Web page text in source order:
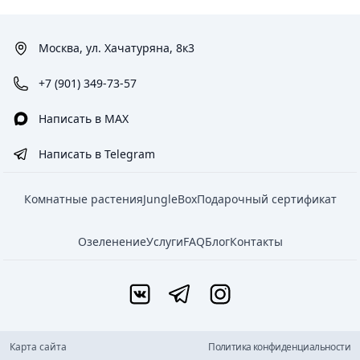
Москва, ул. Хачатуряна, 8к3
+7 (901) 349-73-57
Написать в MAX
Написать в Telegram
Комнатные растенияJungleBoxПодарочный сертификат
ОзеленениеУслугиFAQБлогКонтакты
Карта сайта Политика конфиденциальности